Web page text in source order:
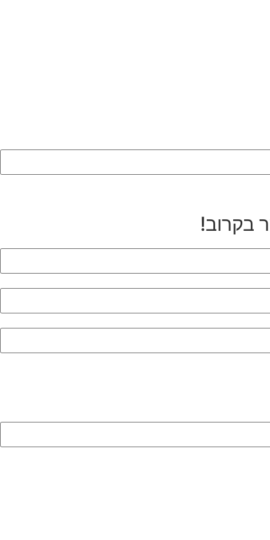
בקרוב!